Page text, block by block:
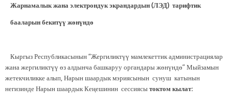
Жарнамалык жана электрондук экрандардын (ЛЭД) тарифтик
бааларын бекитүү жөнүндө
Кыргыз Республикасынын “Жергиликтүү мамлекеттик администрациялар
жана жергиликтүү өз алдынча башкаруу органдары жөнүндө” Мыйзамын
жетекчиликке алып, Нарын шаардык мэриясынын сунуш катынын
негизинде Нарын шаардык Кеңешинин сессиясытоктом кылат: